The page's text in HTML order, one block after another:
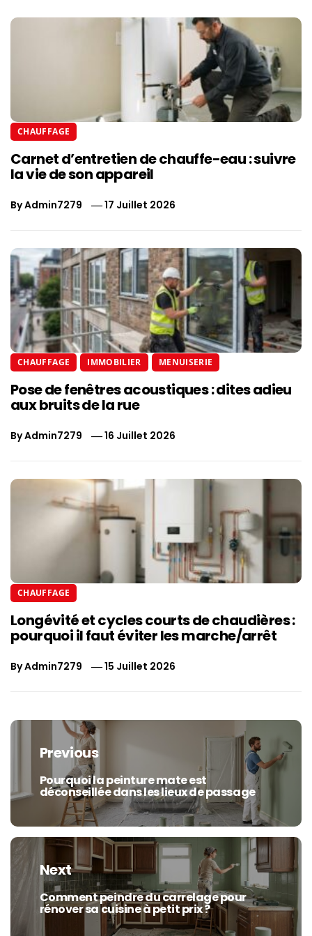
CHAUFFAGE
Carnet d’entretien de chauffe-eau : suivre
la vie de son appareil
ByAdmin7279 17 Juillet 2026
CHAUFFAGE IMMOBILIER MENUISERIE
Pose de fenêtres acoustiques : dites adieu
aux bruits de la rue
ByAdmin7279 16 Juillet 2026
CHAUFFAGE
Longévité et cycles courts de chaudières :
pourquoi il faut éviter les marche/arrêt
ByAdmin7279 15 Juillet 2026
Navigation
l’article
Previous
Previous
post:
Pourquoi la peinture mate est
déconseillée dans les lieux de passage
Next
Next
post:
Comment peindre du carrelage pour
rénover sa cuisine à petit prix ?